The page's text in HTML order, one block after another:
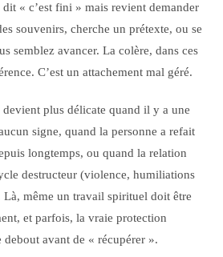
« c’est fini » mais revient demander
souvenirs, cherche un prétexte, ou se
semblez avancer. La colère, dans ces
C’est un attachement mal géré.
plus délicate quand il y a une
signe, quand la personne a refait
longtemps, ou quand la relation
destructeur (violence, humiliations
Là, même un travail spirituel doit être
et parfois, la vraie protection
debout avant de « récupérer ».